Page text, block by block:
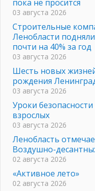
пока не просится
03 августа 2026
Строительные
Ленобласти
почти на 40% за год
03 августа 2026
Шесть новых
рождения
03 августа 2026
Уроки
взрослых
03 августа 2026
Ленобласть
Воздушно-
02 августа 2026
«Активное лето»
02 августа 2026